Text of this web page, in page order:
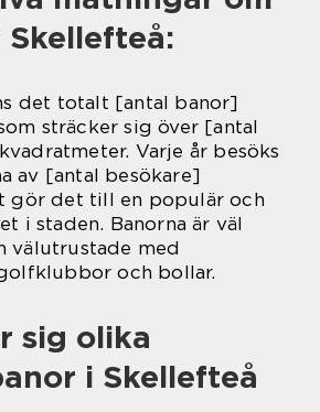
det totalt [antal banor]
sträcker sig över [antal
Varje år besöks
av [antal besökare]
gör det till en populär och
i staden. Banorna är väl
välutrustade med
och bollar.
sig olika
i Skellefteå